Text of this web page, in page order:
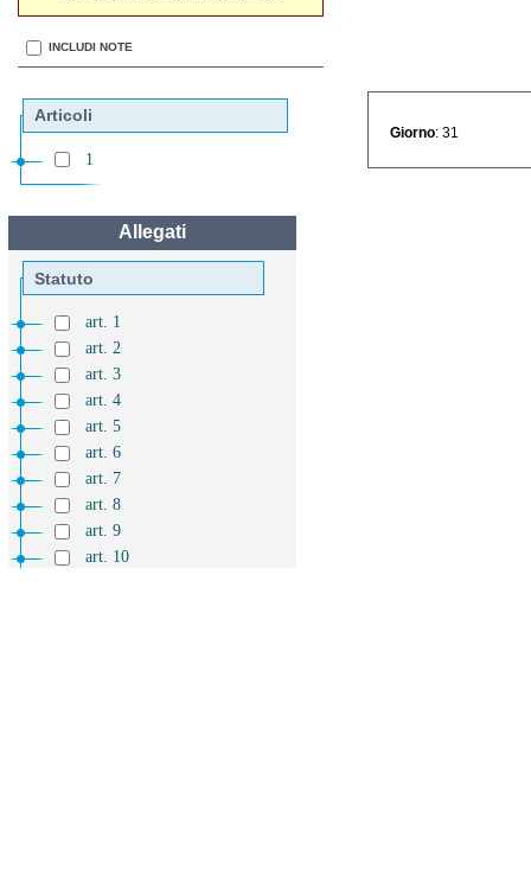
INCLUDI NOTE
Articoli
1
Allegati
Statuto
art. 1
art. 2
art. 3
art. 4
art. 5
art. 6
art. 7
art. 8
art. 9
art. 10
Giorno : 31